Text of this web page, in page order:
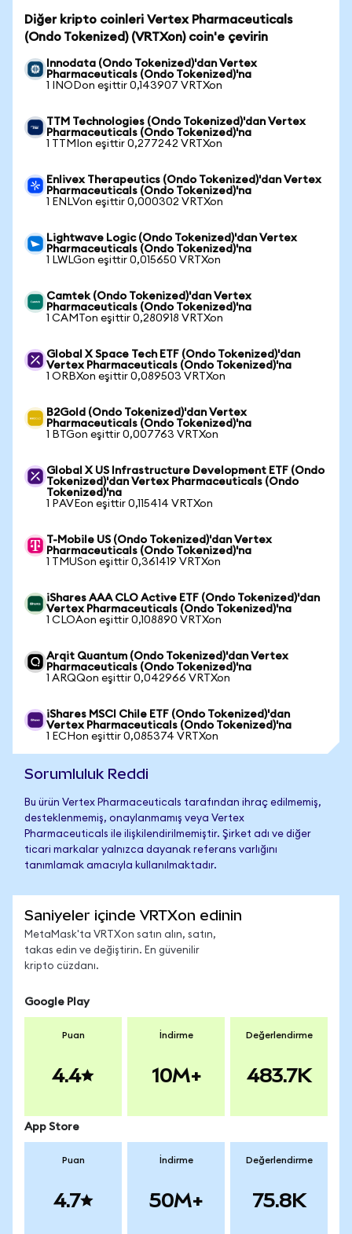
Diğer kripto coinleri Vertex Pharmaceuticals
(Ondo Tokenized) (VRTXon) coin'e çevirin
Innodata (Ondo Tokenized)'dan Vertex
Pharmaceuticals (Ondo Tokenized)'na
1 INODon eşittir 0,143907 VRTXon
TTM Technologies (Ondo Tokenized)'dan Vertex
Pharmaceuticals (Ondo Tokenized)'na
1 TTMIon eşittir 0,277242 VRTXon
Enlivex Therapeutics (Ondo Tokenized)'dan Vertex
Pharmaceuticals (Ondo Tokenized)'na
1 ENLVon eşittir 0,000302 VRTXon
Lightwave Logic (Ondo Tokenized)'dan Vertex
Pharmaceuticals (Ondo Tokenized)'na
1 LWLGon eşittir 0,015650 VRTXon
Camtek (Ondo Tokenized)'dan Vertex
Pharmaceuticals (Ondo Tokenized)'na
1 CAMTon eşittir 0,280918 VRTXon
Global X Space Tech ETF (Ondo Tokenized)'dan
Vertex Pharmaceuticals (Ondo Tokenized)'na
1 ORBXon eşittir 0,089503 VRTXon
B2Gold (Ondo Tokenized)'dan Vertex
Pharmaceuticals (Ondo Tokenized)'na
1 BTGon eşittir 0,007763 VRTXon
Global X US Infrastructure Development ETF (Ondo
Tokenized)'dan Vertex Pharmaceuticals (Ondo
Tokenized)'na
1 PAVEon eşittir 0,115414 VRTXon
T-Mobile US (Ondo Tokenized)'dan Vertex
Pharmaceuticals (Ondo Tokenized)'na
1 TMUSon eşittir 0,361419 VRTXon
iShares AAA CLO Active ETF (Ondo Tokenized)'dan
Vertex Pharmaceuticals (Ondo Tokenized)'na
1 CLOAon eşittir 0,108890 VRTXon
Arqit Quantum (Ondo Tokenized)'dan Vertex
Pharmaceuticals (Ondo Tokenized)'na
1 ARQQon eşittir 0,042966 VRTXon
iShares MSCI Chile ETF (Ondo Tokenized)'dan
Vertex Pharmaceuticals (Ondo Tokenized)'na
1 ECHon eşittir 0,085374 VRTXon
Sorumluluk Reddi
Bu ürün Vertex Pharmaceuticals tarafından ihraç edilmemiş,
desteklenmemiş, onaylanmamış veya Vertex
Pharmaceuticals ile ilişkilendirilmemiştir. Şirket adı ve diğer
ticari markalar yalnızca dayanak referans varlığını
tanımlamak amacıyla kullanılmaktadır.
Saniyeler içinde VRTXon edinin
MetaMask'ta VRTXon satın alın, satın,
takas edin ve değiştirin. En güvenilir
kripto cüzdanı.
Google Play
Puan
4.4
İndirme
10M+
Değerlendirme
483.7K
App Store
Puan
4.7
İndirme
50M+
Değerlendirme
75.8K